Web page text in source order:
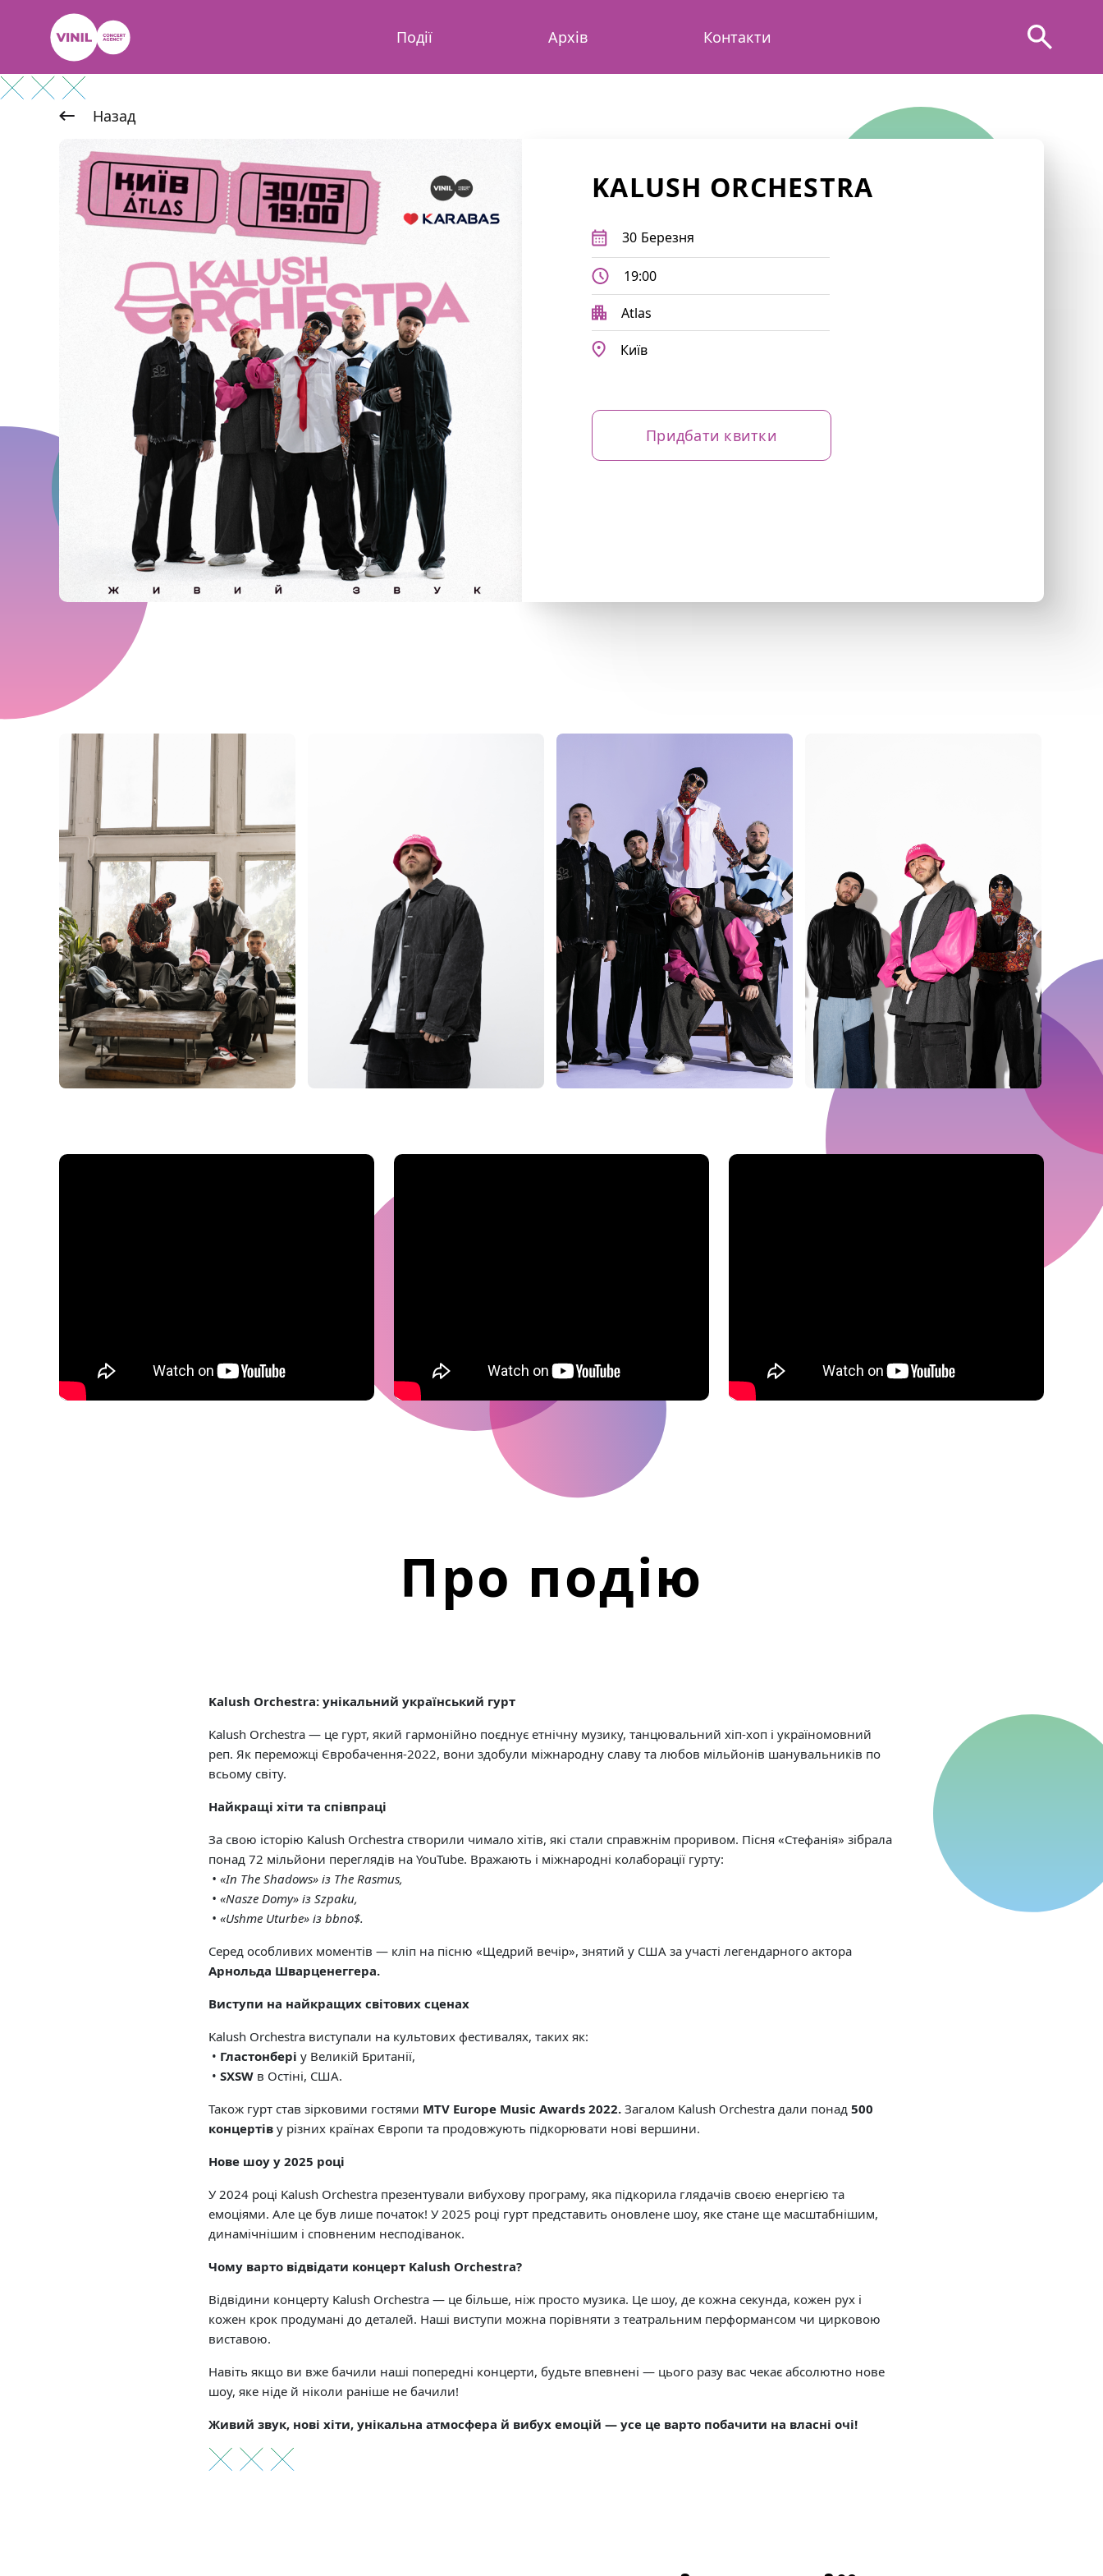
Події Архів Контакти
Назад
KALUSH ORCHESTRA
30 Березня
19:00
Atlas
Київ
Придбати квитки
Про подію
Kalush Orchestra: унікальний український гурт
Kalush Orchestra — це гурт, який гармонійно поєднує етнічну музику, танцювальний хіп-хоп і україномовний
реп. Як переможці Євробачення-2022, вони здобули міжнародну славу та любов мільйонів шанувальників по
всьому світу.
Найкращі хіти та співпраці
За свою історію Kalush Orchestra створили чимало хітів, які стали справжнім проривом. Пісня «Стефанія» зібрала
понад 72 мільйони переглядів на YouTube. Вражають і міжнародні колаборації гурту:
• «In The Shadows» із The Rasmus,
• «Nasze Domy» із Szpaku,
• «Ushme Uturbe» із bbno$.
Серед особливих моментів — кліп на пісню «Щедрий вечір», знятий у США за участі легендарного актора
Арнольда Шварценеггера.
Виступи на найкращих світових сценах
Kalush Orchestra виступали на культових фестивалях, таких як:
• Гластонбері у Великій Британії,
• SXSWв Остіні, США.
Також гурт став зірковими гостями MTV Europe Music Awards 2022.Загалом Kalush Orchestra дали понад 500
концертіву різних країнах Європи та продовжують підкорювати нові вершини.
Нове шоу у 2025 році
У 2024 році Kalush Orchestra презентували вибухову програму, яка підкорила глядачів своєю енергією та
емоціями. Але це був лише початок! У 2025 році гурт представить оновлене шоу, яке стане ще масштабнішим,
динамічнішим і сповненим несподіванок.
Чому варто відвідати концерт Kalush Orchestra?
Відвідини концерту Kalush Orchestra — це більше, ніж просто музика. Це шоу, де кожна секунда, кожен рух і
кожен крок продумані до деталей. Наші виступи можна порівняти з театральним перформансом чи цирковою
виставою.
Навіть якщо ви вже бачили наші попередні концерти, будьте впевнені — цього разу вас чекає абсолютно нове
шоу, яке ніде й ніколи раніше не бачили!
Живий звук, нові хіти, унікальна атмосфера й вибух емоцій — усе це варто побачити на власні очі!